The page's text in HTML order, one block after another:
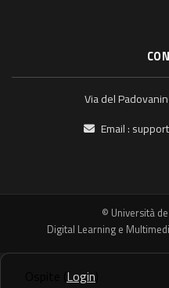
Via del
Email :
© Università
Digital Learning e
Login